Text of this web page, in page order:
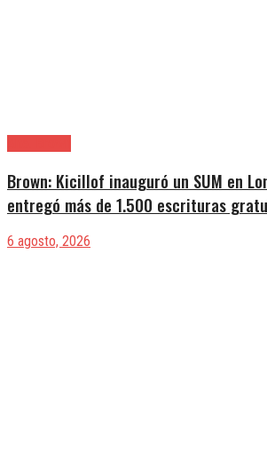
Brown: Kicillof inauguró un SUM en
entregó más de 1.500 escrituras
6 agosto, 2026